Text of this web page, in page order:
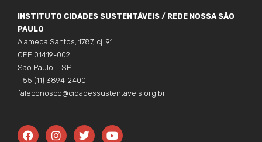
INSTITUTO CIDADES SUSTENTÁVEIS / REDE NOSSA SÃO
PAULO
Alameda Santos, 1787, cj. 91
CEP 01419-002
São Paulo – SP
+55 (11) 3894-2400
faleconosco@cidadessustentaveis.org.br
F
I
T
Y